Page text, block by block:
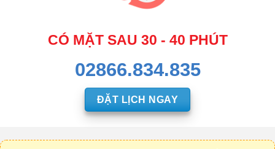
CÓ MẶT SAU 30 - 40 PHÚT
02866.834.835
ĐẶT LỊCH NGAY